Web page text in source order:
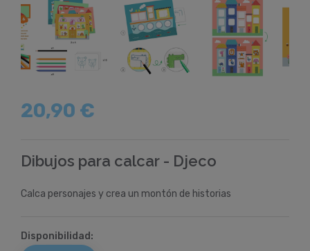
20,90 €
Dibujos para calcar - Djeco
Calca personajes y crea un montón de historias
Disponibilidad: